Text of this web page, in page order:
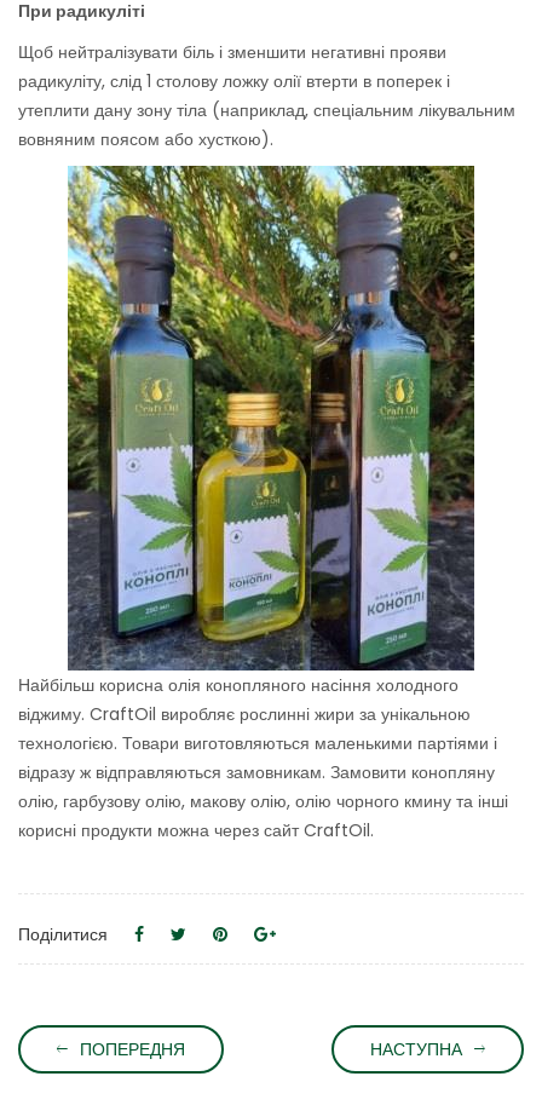
При радикуліті
Щоб нейтралізувати біль і зменшити негативні прояви
радикуліту, слід 1 столову ложку олії втерти в поперек і
утеплити дану зону тіла (наприклад, спеціальним лікувальним
вовняним поясом або хусткою).
Найбільш корисна олія конопляного насіння холодного
віджиму. CraftOil виробляє рослинні жири за унікальною
технологією. Товари виготовляються маленькими партіями і
відразу ж відправляються замовникам. Замовити конопляну
олію, гарбузову олію, макову олію, олію чорного кмину та інші
корисні продукти можна через сайт CraftOil.
Поділитися
ПОПЕРЕДНЯ НАСТУПНА